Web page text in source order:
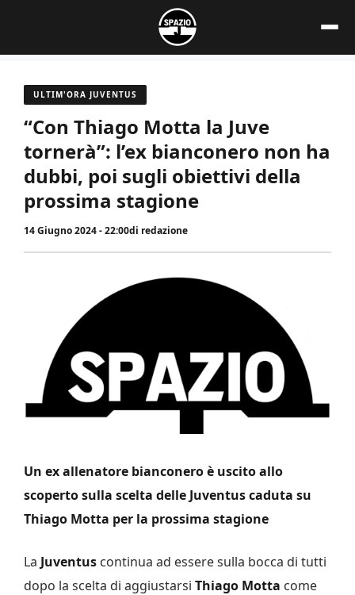
contenuto
ULTIM'ORA JUVENTUS
“Con Thiago Motta la Juve
tornerà”: l’ex bianconero non ha
dubbi, poi sugli obiettivi della
prossima stagione
14 Giugno 2024 - 22:00di redazione
Un ex allenatore bianconero è uscito allo
scoperto sulla scelta delle Juventus caduta su
Thiago Motta per la prossima stagione
La Juventus continua ad essere sulla bocca di tutti
dopo la scelta di aggiustarsi Thiago Motta come